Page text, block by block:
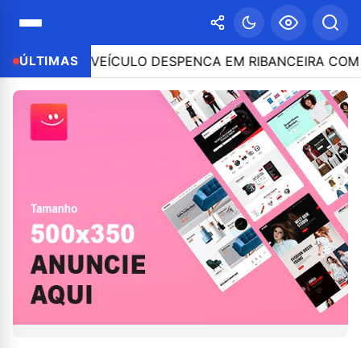
ÚLTIMAS
VEÍCULO DESPENCA EM RIBANCEIRA COM PESSOAS A